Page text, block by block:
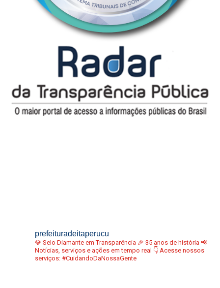
prefeituradeitaperucu
💎 Selo Diamante em Transparência 🎉 35 anos de história 📢
Notícias, serviços e ações em tempo real 👇 Acesse nossos
serviços: #CuidandoDaNossaGente